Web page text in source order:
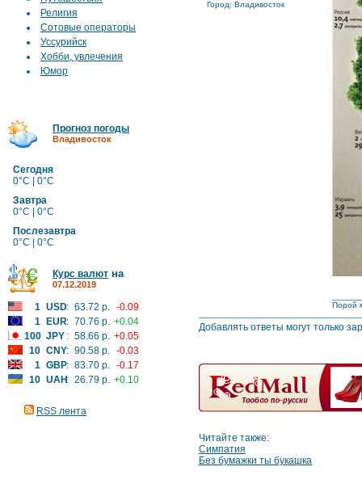
Религия
Сотовые операторы
Уссурийск
Хобби, увлечения
Юмор
Прогноз погоды
Владивосток
Сегодня
0°C | 0°C
Завтра
0°C | 0°C
Послезавтра
0°C | 0°C
Курс валют на
07.12.2019
1 USD: 63.72 р. -0.09
1
EUR: 70.76 р. +0.04
100 JPY : 58.66 р. +0.05
10 CNY: 90.58 р. -0.03
1 GBP: 83.70 р. -0.17
10 UAH: 26.79 р. +0.10
RSS лента
Город: Владивосток
Порой
Добавлять ответы могут только
Читайте также:
Симпатия
Без бумажки ты букашка